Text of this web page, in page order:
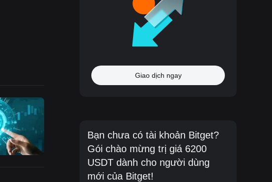
Giao dịch ngay
Bạn chưa có tài khoản Bitget?
Gói chào mừng trị giá 6200
USDT dành cho người dùng
mới của Bitget!